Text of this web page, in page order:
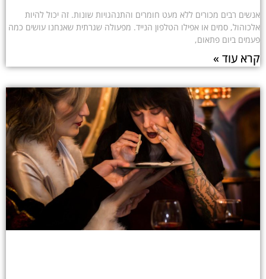
אנשים רבים מכורים ללא מעט חומרים והתנהגויות שונות. זה יכול להיות
אלכוהול, סמים או אפילו הטלפון הנייד. מפעולה שגרתית שאנחנו עושים כמה
פעמים ביום פתאום,
קרא עוד »